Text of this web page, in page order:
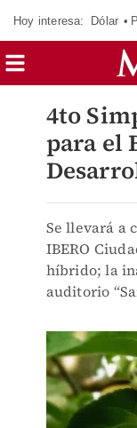
Hoy interesa: Dólar
4to
para el
Se llevará a
IBERO
híbrido; la
auditorio